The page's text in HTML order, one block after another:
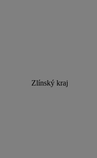
Zlínský kraj